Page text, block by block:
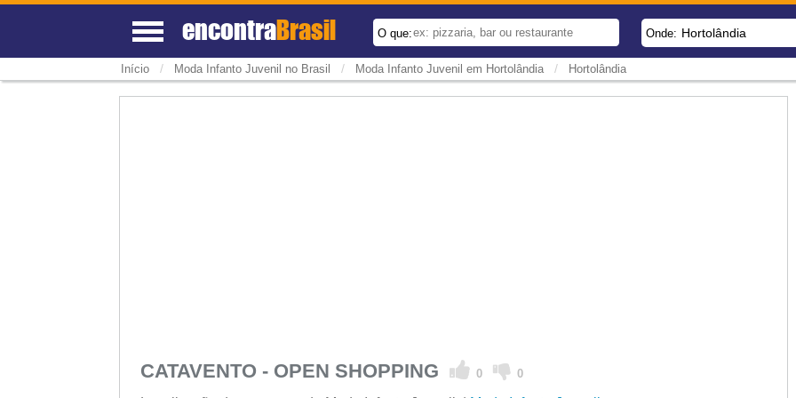
encontraBrasil O que: Onde: Hortolândia
Início / Moda Infanto Juvenil no Brasil / Moda Infanto Juvenil em Hortolândia / Hortolândia
CATAVENTO - OPEN SHOPPING 0 0